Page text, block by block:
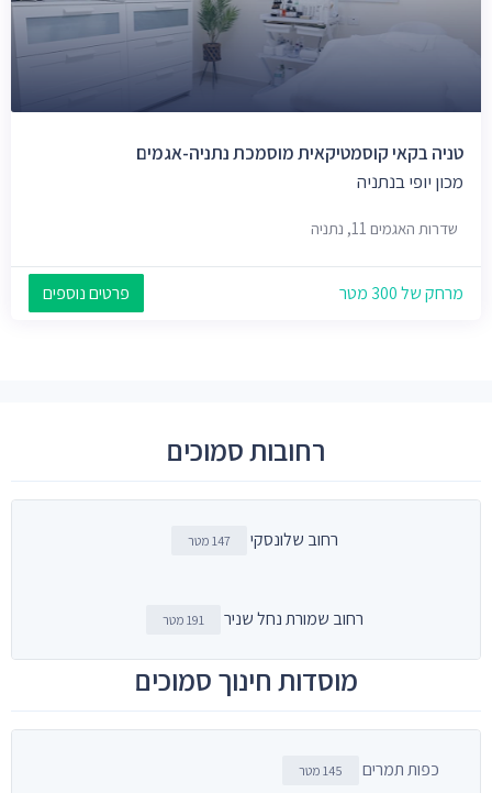
טניה בקאי קוסמטיקאית מוסמכת נתניה-אגמים
מכון יופי בנתניה
שדרות האגמים 11, נתניה
מרחק של 300 מטר פרטים נוספים
רחובות סמוכים
רחוב שלונסקי 147 מטר
רחוב שמורת נחל שניר 191 מטר
מוסדות חינוך סמוכים
כפות תמרים 145 מטר